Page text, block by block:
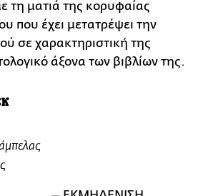
τη ματιά της κορυφαίας
που έχει μετατρέψει την
σε χαρακτηριστική της
άξονα των βιβλίων της.